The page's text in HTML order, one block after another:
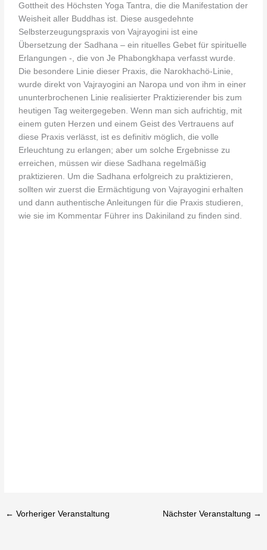
Gottheit des Höchsten Yoga Tantra, die die Manifestation der
Weisheit aller Buddhas ist. Diese ausgedehnte
Selbsterzeugungspraxis von Vajrayogini ist eine
Übersetzung der Sadhana – ein rituelles Gebet für spirituelle
Erlangungen -, die von Je Phabongkhapa verfasst wurde.
Die besondere Linie dieser Praxis, die Narokhachö-Linie,
wurde direkt von Vajrayogini an Naropa und von ihm in einer
ununterbrochenen Linie realisierter Praktizierender bis zum
heutigen Tag weitergegeben. Wenn man sich aufrichtig, mit
einem guten Herzen und einem Geist des Vertrauens auf
diese Praxis verlässt, ist es definitiv möglich, die volle
Erleuchtung zu erlangen; aber um solche Ergebnisse zu
erreichen, müssen wir diese Sadhana regelmäßig
praktizieren. Um die Sadhana erfolgreich zu praktizieren,
sollten wir zuerst die Ermächtigung von Vajrayogini erhalten
und dann authentische Anleitungen für die Praxis studieren,
wie sie im Kommentar Führer ins Dakiniland zu finden sind.
← Vorheriger Veranstaltung Nächster Veranstaltung →